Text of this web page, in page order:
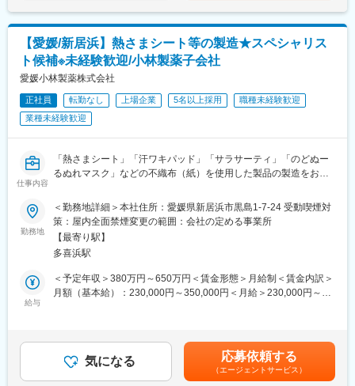
・チームと協力し合うため、わからないことは周りに聞き、フォ
ローし合う環境です。
・自分が携わった商品が目に見える（国内向け唯一の熱さまシー
ト工場）
・育休・産休の取得率、復帰率ともに100％、復帰後の子育て支
援も充実しています。
・冷暖房完備のきれいな工場で、社員同士の仲も良く風通しがよ
いです。
・社内改善策の積極公募制度（昨年度1393件の改善提案実績）が
あります。
変更の範囲：会社の定める業務
・健康相談、新商品・サービスのご提案 など
※一部、新たに配置薬を置いていただくお客様への訪問がありま
す。
└配置薬は無料でおけるので、お客様も抵抗なく置いてくれる製
品です。
を身につけます。
・入社2週間～1カ月 ： 先輩社員に同行し、仕事の流れを学びま
キルを習得します。
・入社1カ月以降 ： 慣れてきたら独り立ち。既存のお客様をメイ
ンに訪問します。
★困ったら先輩社員に相談しやすい雰囲気です！
＜専門資格を取得できる＞
・入社後は、医薬品販売の専門知識を身につけるために、登録販
・資格取得後は、資格手当として給与にも反映されます。
成や売り上げに対して支払われます賃金はあくまでも目安の金額
であり、選考を通じて上下する可能性があります。月給(月額)は固
定手当を含めた表記です。
【愛媛/新居浜】熱さまシート等の製造★スペシャリス
ト候補※未経験歓迎/小林製薬子会社
愛媛小林製薬株式会社
正社員 転勤なし 上場企業 5名以上採用
職種未経験歓迎
業種未経験歓迎
仕事内容
「熱さまシート」「汗ワキパッド」「サラサーティ」「のどぬー
るぬれマスク」などの不織布（紙）を使用した製品の製造をお任
や機械操作がメインです。製品によっては一部原料をタンクに入
れる/原料を量る等、人力の工程も発生します。
未経験の方はまずオペレーション（機械操作、資材セット）につ
いて先輩からのOJTで習得します。営業や屋外作業員等の異業種
から来られた方も活躍中なのでご安心ください！
慣れてくると下記業務を担当いただき、将来的には現場の技術・
・担当生産ラインにおける生産業務
・工程検査の実施と改善提案
勤務地
＜勤務地詳細＞本社住所：愛媛県新居浜市黒島1-7-24 受動喫煙対
策：屋内全面禁煙変更の範囲：会社の定める事業所
【最寄り駅】
多喜浜駅
給与
＜予定年収＞380万円～650万円＜賃金形態＞月給制＜賃金内訳＞
月額（基本給）：230,000円～350,000円＜月給＞230,000円～
ペシャリスト/40代（月給50万＋賞与）1000万 入社20年目 エグゼ
クティブスペシャリスト/50代（月給60万円＋賞与）賃金はあくま
でも目安の金額であり、選考を通じて上下する可能性がありま
気になる 応募依頼する
（エージェントサービス）